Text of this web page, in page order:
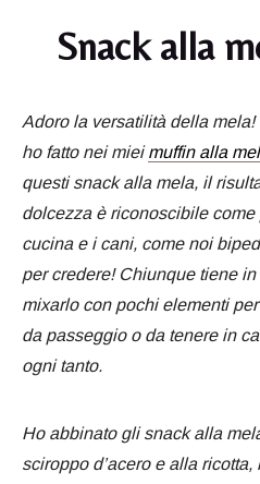
Snack alla
Adoro la versatilità della
ho fatto nei mieimuffin alla
questi snack alla mela, il
dolcezza è riconoscibile
cucina e i cani, come noi
per credere! Chiunque tiene
mixarlo con pochi elementi
da passeggio o da tenere in
ogni tanto.
Ho abbinato gli snack alla
sciroppo d’acero e alla